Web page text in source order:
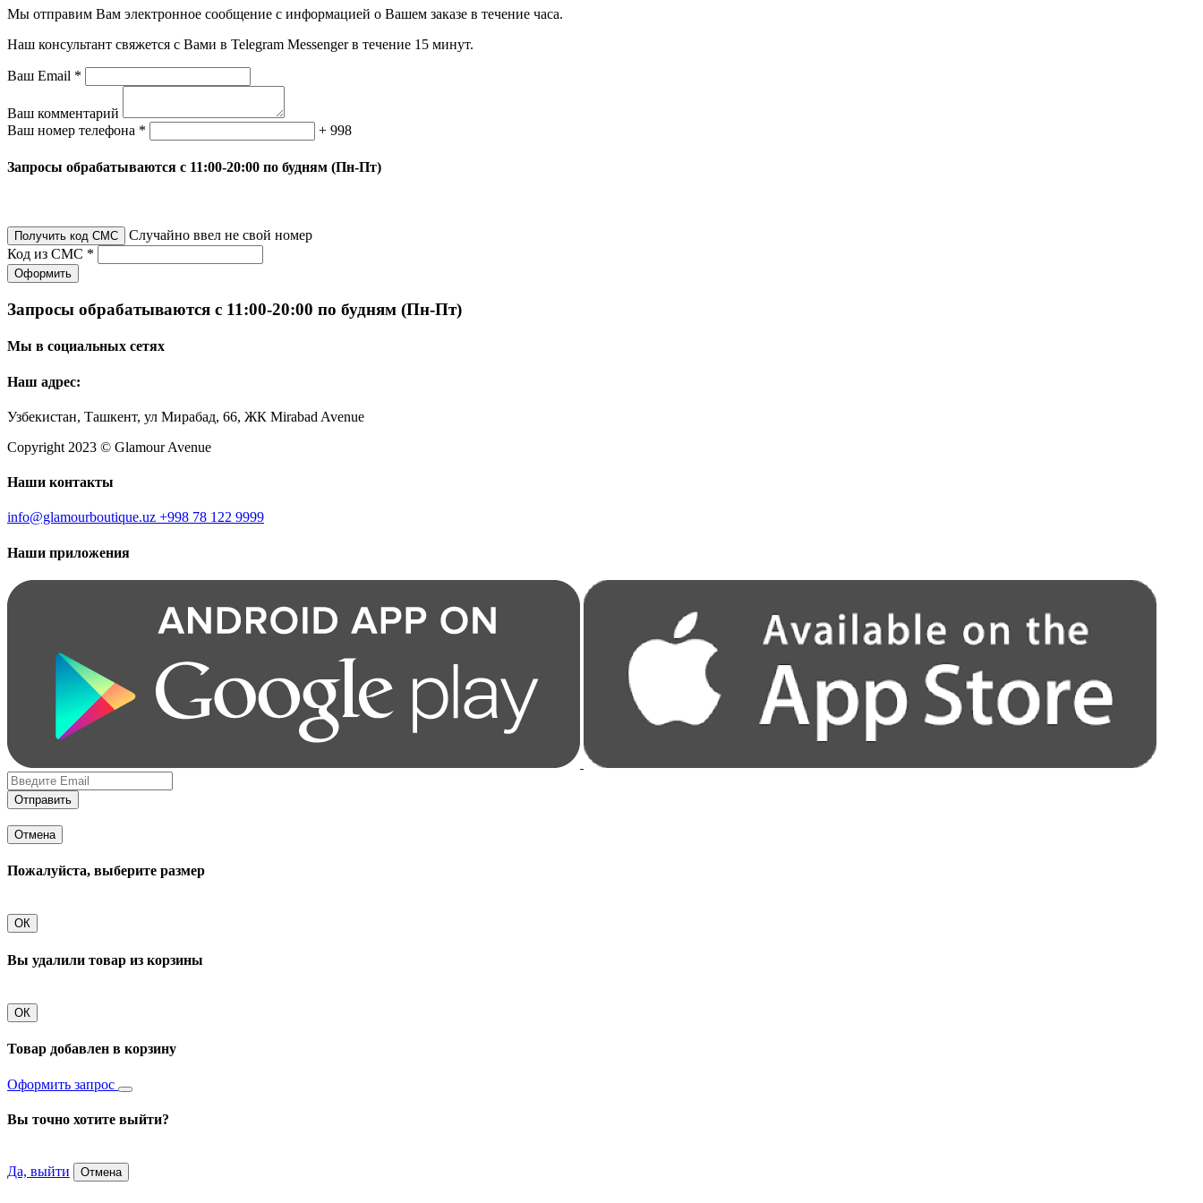
Мы отправим Вам электронное сообщение с информацией о Вашем заказе в течение часа.
Наш консультант свяжется с Вами в Telegram Messenger в течение 15 минут.
Ваш Email *
Ваш комментарий
Ваш номер телефона *
+ 998
Запросы обрабатываются с 11:00-20:00 по будням (Пн-Пт)
Получить код СМС
Случайно ввел не свой номер
Код из СМС *
Оформить
Запросы обрабатываются с 11:00-20:00 по будням (Пн-Пт)
Мы в социальных сетях
Наш адрес:
Узбекистан, Ташкент, ул Мирабад, 66, ЖК Mirabad Avenue
Copyright 2023 © Glamour Avenue
Наши контакты
info@glamourboutique.uz +998 78 122 9999
Наши приложения
Отправить
Отмена
Пожалуйста, выберите размер
ОК
Вы удалили товар из корзины
ОК
Товар добавлен в корзину
Оформить запрос
Вы точно хотите выйти?
Да, выйти Отмена